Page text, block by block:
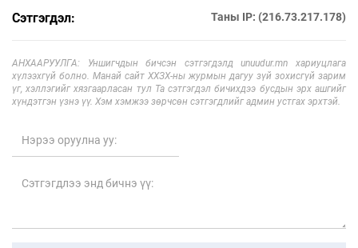
Сэтгэгдэл: Таны IP: (216.73.217.178)
АНХААРУУЛГА: Уншигчдын бичсэн сэтгэгдэлд unuudur.mn хариуцлага
хүлээхгүй болно. Манай сайт ХХЗХ-ны журмын дагуу зүй зохисгүй зарим
үг, хэллэгийг хязгаарласан тул Та сэтгэгдэл бичихдээ бусдын эрх ашгийг
хүндэтгэн үзнэ үү. Хэм хэмжээ зөрчсөн сэтгэгдлийг админ устгах эрхтэй.